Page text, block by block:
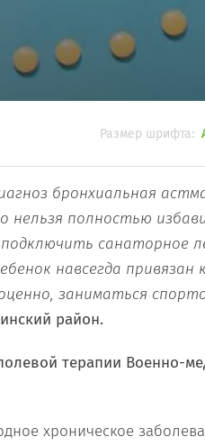
Размер шрифта:
бронхиальная
нельзя полностью
санаторное
навсегда привязан
заниматься
район.
терапии Военно-
хроническое